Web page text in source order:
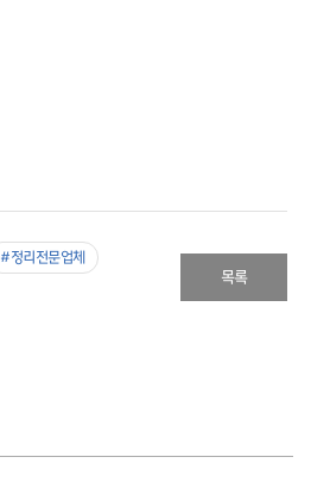
#정리전문업체
목록